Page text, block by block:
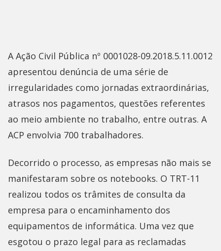
A Ação Civil Pública nº 0001028-09.2018.5.11.0012
apresentou denúncia de uma série de
irregularidades como jornadas extraordinárias,
atrasos nos pagamentos, questões referentes
ao meio ambiente no trabalho, entre outras. A
ACP envolvia 700 trabalhadores.
Decorrido o processo, as empresas não mais se
manifestaram sobre os notebooks. O TRT-11
realizou todos os trâmites de consulta da
empresa para o encaminhamento dos
equipamentos de informática. Uma vez que
esgotou o prazo legal para as reclamadas